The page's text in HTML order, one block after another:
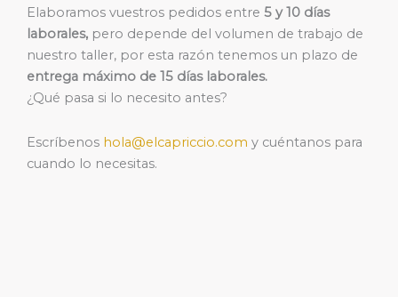
Elaboramos vuestros pedidos entre 5 y 10 días
laborales, pero depende del volumen de trabajo de
nuestro taller, por esta razón tenemos un plazo de
entrega máximo de 15 días laborales.
¿Qué pasa si lo necesito antes?
Escríbenos hola@elcapriccio.com y cuéntanos para
cuando lo necesitas.